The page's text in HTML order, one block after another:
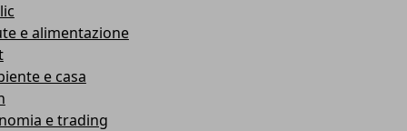
e alimentazione
e casa
e trading